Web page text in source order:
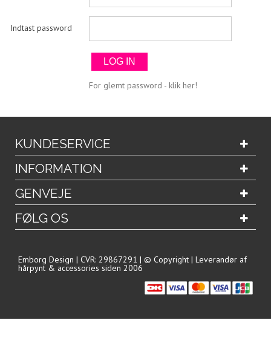
Indtast password
For glemt password - klik her!
KUNDESERVICE
INFORMATION
GENVEJE
FØLG OS
Emborg Design | CVR: 29867291 | © Copyright | Leverandør af
hårpynt & accessories siden 2006